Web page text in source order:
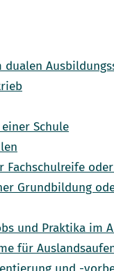
Schule
Fachschulreife
Grundbildung
und Praktika im
für